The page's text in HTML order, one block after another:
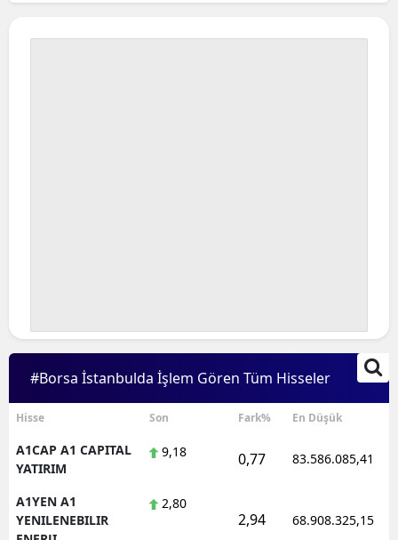
#Borsa İstanbulda İşlem Gören Tüm Hisseler
Hisse Son Fark% En Düşük
A1CAP A1 CAPITAL
YATIRIM
9,18 0,77 83.586.085,41
A1YEN A1
YENILENEBILIR
2,80
2,94 68.908.325,15